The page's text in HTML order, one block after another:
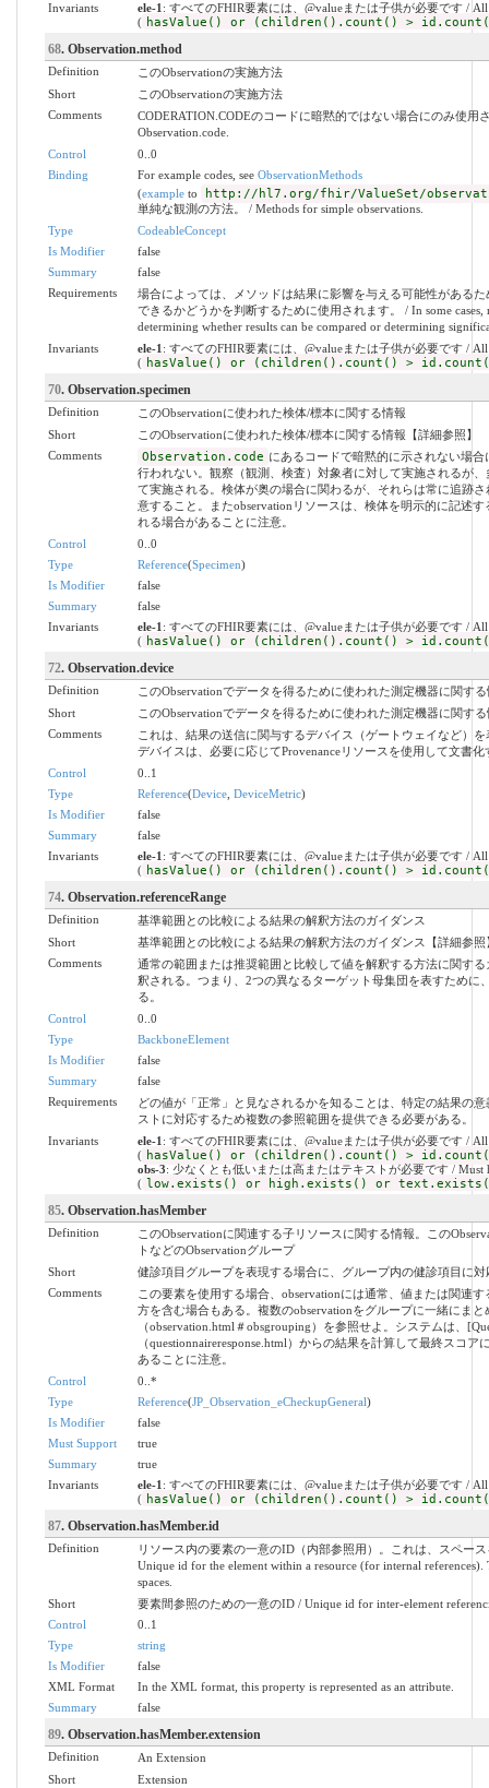
Invariants
ele-1 : すべてのFHIR要素には、@valueまたは子供が必要です / All
( hasValue() or (children().count() >
68. Observation.method
Definition
このObservationの実施方法
Short
このObservationの実施方法
Comments
CODERATION.CODEのコードに暗黙的ではない場合にのみ使用
Observation.code.
Control
0..0
Binding
For example codes, see ObservationMethods
(exampleto http://hl7.org/fhir/ValueSet/
単純な観測の方法。 / Methods for simple observations.
Type
CodeableConcept
Is Modifier
false
Summary
false
Requirements
場合によっては、メソッドは結果に影響を与える可能性がある
できるかどうかを判断するために使用されます。 / In some cases,
determining whether results can be compared or determining
Invariants
ele-1 : すべてのFHIR要素には、@valueまたは子供が必要です / All
( hasValue() or (children().count() >
70. Observation.specimen
Definition
このObservationに使われた検体/標本に関する情報
Short
このObservationに使われた検体/標本に関する情報【詳細参照】
Comments
Observation.code にあるコードで暗黙的に示されない場
行われない。観察（観測、検査）対象者に対して実施されるが
て実施される。検体が奥の場合に関わるが、それらは常に追跡
意すること。またobservationリソースは、検体を明示的に記述
れる場合があることに注意。
Control
0..0
Type
Reference(Specimen)
Is Modifier
false
Summary
false
Invariants
ele-1 : すべてのFHIR要素には、@valueまたは子供が必要です / All
( hasValue() or (children().count() >
72. Observation.device
Definition
このObservationでデータを得るために使われた測定機器に関する
Short
このObservationでデータを得るために使われた測定機器に関す
Comments
これは、結果の送信に関与するデバイス（ゲートウェイなど）
デバイスは、必要に応じてProvenanceリソースを使用して文書化
Control
0..1
Type
Reference(Device, DeviceMetric)
Is Modifier
false
Summary
false
Invariants
ele-1 : すべてのFHIR要素には、@valueまたは子供が必要です / All
( hasValue() or (children().count() >
74. Observation.referenceRange
Definition
基準範囲との比較による結果の解釈方法のガイダンス
Short
基準範囲との比較による結果の解釈方法のガイダンス【詳細参照
Comments
通常の範囲または推奨範囲と比較して値を解釈する方法に関す
釈される。つまり、2つの異なるターゲット母集団を表すために
る。
Control
0..0
Type
BackboneElement
Is Modifier
false
Summary
false
Requirements
どの値が「正常」と見なされるかを知ることは、特定の結果の
ストに対応するため複数の参照範囲を提供できる必要がある。
Invariants
ele-1 : すべてのFHIR要素には、@valueまたは子供が必要です / All
( hasValue() or (children().count() >
obs-3: 少なくとも低いまたは高またはテキストが必要です / Must
( low.exists() or high.exists() or
85. Observation.hasMember
Definition
このObservationに関連する子リソースに関する情報。この
トなどのObservationグループ
Short
健診項目グループを表現する場合に、グループ内の健診項目に
Comments
この要素を使用する場合、observationには通常、値または関連
方を含む場合もある。複数のobservationをグループに一緒にま
（observation.html＃obsgrouping）を参照せよ。システムは、
（questionnaireresponse.html）からの結果を計算して最終スコ
あることに注意。
Control
0..*
Type
Reference(JP_Observation_eCheckupGeneral)
Is Modifier
false
Must Support
true
Summary
true
Invariants
ele-1 : すべてのFHIR要素には、@valueまたは子供が必要です / All
( hasValue() or (children().count() >
87. Observation.hasMember.id
Definition
リソース内の要素の一意のID（内部参照用）。これは、スペー
Unique id for the element within a resource (for internal
spaces.
Short
要素間参照のための一意のID / Unique id for inter-element
Control
0..1
Type
string
Is Modifier
false
XML Format
In the XML format, this property is represented as an attribute.
Summary
false
89. Observation.hasMember.extension
Definition
An Extension
Short
Extension